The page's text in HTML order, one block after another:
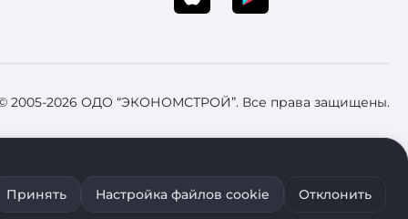
2005-2026 ОДО “ЭКОНОМСТРОЙ”. Все права защищены.
Брестский областной исполнительный комитет 31
cookie воспользуйтесь соответствующими настройками
Принять Настройка файлов cookie Отклонить